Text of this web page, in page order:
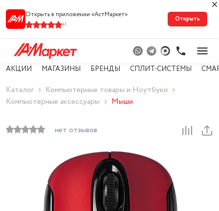
Открыть в приложении «АстМарке‪т‬»
41
Открыть
АКЦИИ МАГАЗИНЫ БРЕНДЫ СПЛИТ-СИСТЕМЫ
Каталог
Компьютерные товары и Ноутбуки
Компьютерные аксессуары
Мыши
нет отзывов